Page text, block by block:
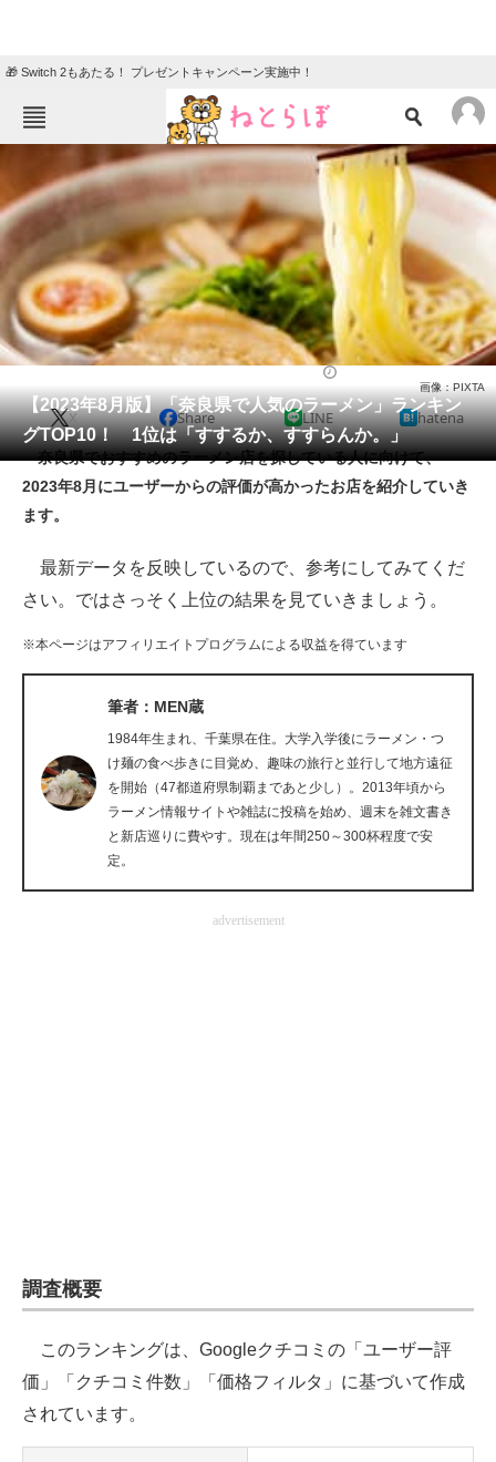
🎁 Switch 2もあたる！ プレゼントキャンペーン実施中！
ねとらぼメニュー
TOP ニュース
エンタメ クイズ
グルメ 地域
住まい 教育・育児
動物 リサーチ
会員記事
メディア
注目記事を集めた総合ページ
スマホと通信の最新トレンド
進化するPCとデバイスの未来
ビジネスと働き方のヒント
AI活用のいまが分かる
企業ITのトレンドを詳説
マーケ×ITの今がよく分かる
エネルギーの専門メディア
建設×テクノロジーの最前線
【2023年8月版】「奈良県で人気のラーメン」ランキン
グTOP10！ 1位は「すするか、すすらんか。」
画像：PIXTA
X Share LINE hatena
奈良県でおすすめのラーメン店を探している人に向けて、
2023年8月にユーザーからの評価が高かったお店を紹介していき
ます。
最新データを反映しているので、参考にしてみてくだ
さい。ではさっそく上位の結果を見ていきましょう。
※本ページはアフィリエイトプログラムによる収益を得ています
筆者：MEN蔵
1984年生まれ、千葉県在住。大学入学後にラーメン・つ
け麺の食べ歩きに目覚め、趣味の旅行と並行して地方遠征
を開始（47都道府県制覇まであと少し）。2013年頃から
ラーメン情報サイトや雑誌に投稿を始め、週末を雑文書き
と新店巡りに費やす。現在は年間250～300杯程度で安
定。
advertisement
調査概要
このランキングは、Googleクチコミの「ユーザー評
価」「クチコミ件数」「価格フィルタ」に基づいて作成
されています。